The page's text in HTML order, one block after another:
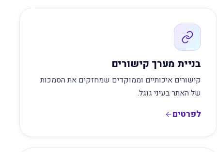
בניית מערך קישורים
קישורים איכותיים וממוקדים שמחזקים את הסמכות
של האתר בעיני גוגל.
לפרטים